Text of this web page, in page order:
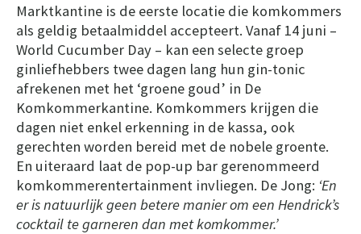
Marktkantine is de eerste locatie die komkommers
als geldig betaalmiddel accepteert. Vanaf 14 juni –
World Cucumber Day – kan een selecte groep
ginliefhebbers twee dagen lang hun gin-tonic
afrekenen met het ‘groene goud’ in De
Komkommerkantine. Komkommers krijgen die
dagen niet enkel erkenning in de kassa, ook
gerechten worden bereid met de nobele groente.
En uiteraard laat de pop-up bar gerenommeerd
komkommerentertainment invliegen. De Jong: ‘En
er is natuurlijk geen betere manier om een Hendrick’s
cocktail te garneren dan met komkommer.’